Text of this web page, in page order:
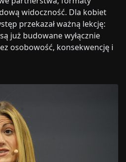
widoczność. Dla kobiet
przekazał ważną lekcję:
już budowane wyłącznie
osobowość, konsekwencję i